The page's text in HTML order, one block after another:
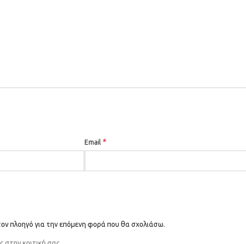
Email *
πλοηγό για την επόμενη φορά που θα σχολιάσω.